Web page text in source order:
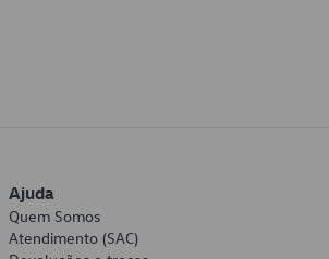
Ajuda
Quem Somos
Atendimento (SAC)